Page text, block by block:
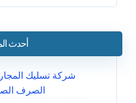
أحدث
شركة تسليك
الصرف الصحي